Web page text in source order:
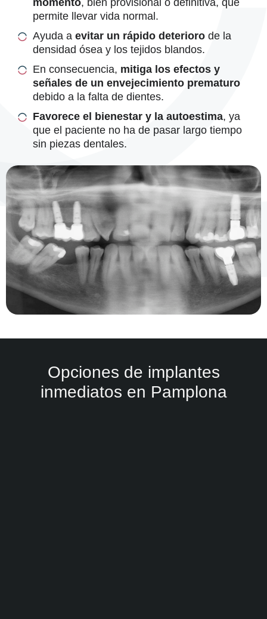
momento, bien provisional o definitiva, que
permite llevar vida normal.
Ayuda a evitar un rápido deterioro de la
densidad ósea y los tejidos blandos.
En consecuencia, mitiga los efectos y
señales de un envejecimiento prematuro
debido a la falta de dientes.
Favorece el bienestar y la autoestima, ya
que el paciente no ha de pasar largo tiempo
sin piezas dentales.
Opciones de implantes
inmediatos en Pamplona